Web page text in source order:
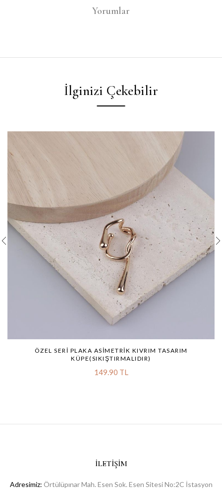
Yorumlar
İlginizi Çekebilir
ÖZEL SERI PLAKA ASIMETRIK KIVRIM TASARIM
KÜPE(SIKIŞTIRMALIDIR)
149.90 TL
İLETIŞIM
Adresimiz: Örtülüpınar Mah. Esen Sok. Esen Sitesi No:2C İstasyon